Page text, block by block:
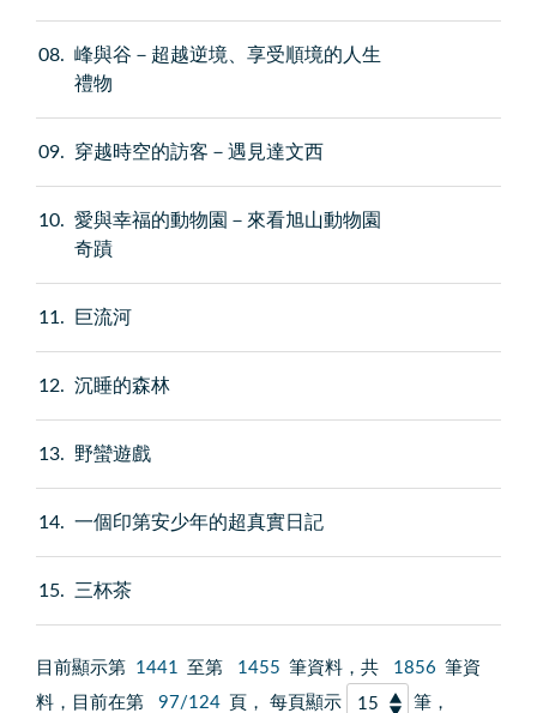
08
峰與谷－超越逆境、享受順境的人生
禮物
09 穿越時空的訪客－遇見達文西
10
愛與幸福的動物園－來看旭山動物園
奇蹟
11 巨流河
12 沉睡的森林
13 野蠻遊戲
14 一個印第安少年的超真實日記
15 三杯茶
目前顯示第 1441 至第 1455 筆資料，共 1856 筆資
料，目前在第
97/124 頁， 每頁顯示 筆，